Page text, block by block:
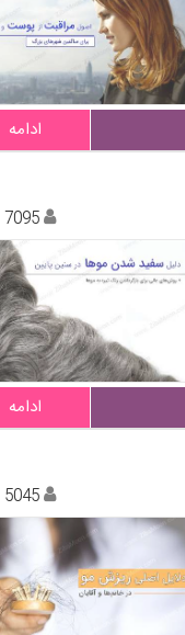
ادامه
7095
ادامه
5045